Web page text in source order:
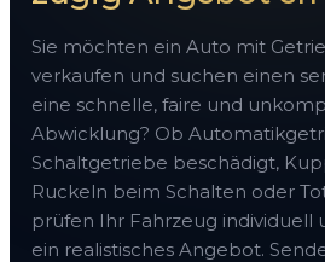
Sie möchten ein Auto mit
verkaufen und suchen einen
eine schnelle, faire und
Abwicklung? Ob
Schaltgetriebe beschädigt,
Ruckeln beim Schalten oder
prüfen Ihr Fahrzeug individuell
ein realistisches Angebot.